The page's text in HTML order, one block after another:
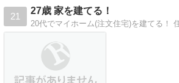
21
27歳 家を建てる！